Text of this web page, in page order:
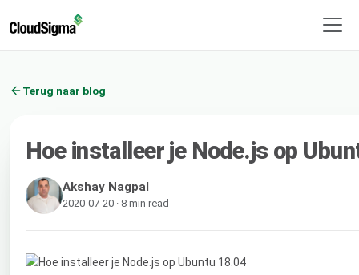
Terug naar blog
Hoe installeer je Node.js op
Akshay Nagpal
2020-07-20 · 8 min read